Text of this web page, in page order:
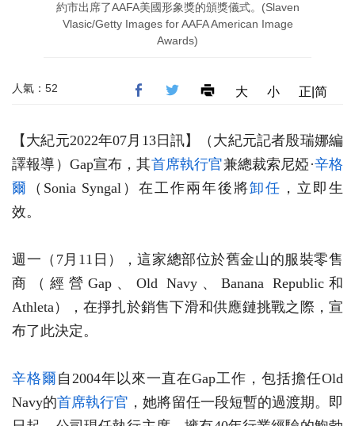
約市出席了AAFA美國形象獎的頒獎儀式。(Slaven
Vlasic/Getty Images for AAFA American Image
Awards)
人氣：52 大 小 正|简
【大紀元2022年07月13日訊】（大紀元記者殷瑞娜編
譯報導）Gap宣布，其首席執行官兼總裁索尼婭·辛格
爾
（Sonia Syngal）在工作兩年後將卸任 ，立即生
效。
週一（7月11日），這家總部位於舊金山的服裝零售
商（經營Gap、Old Navy、Banana Republic和
Athleta），在掙扎於銷售下滑和供應鏈挑戰之際，宣
布了此決定。
辛格爾 自2004年以來一直在Gap工作，包括擔任Old
Navy的首席執行官 ，她將留任一段短暫的過渡期。即